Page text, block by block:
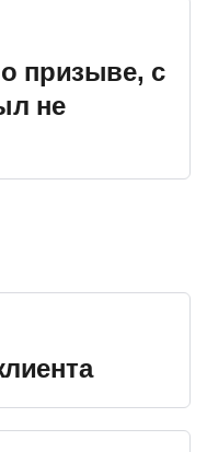
призыве, с
не